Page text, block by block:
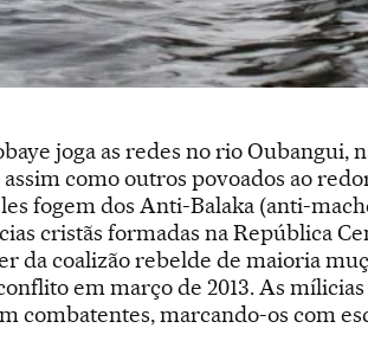
joga as redes no rio Oubangui,
como outros povoados ao
fogem dos Anti-Balaka (anti-
cristãs formadas na República
da coalizão rebelde de maioria
em março de 2013. As
combatentes, marcando-os com